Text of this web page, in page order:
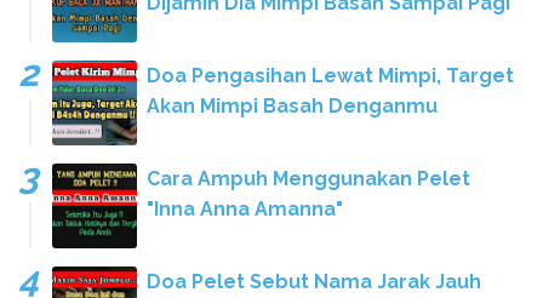
Doa Pengasihan Lewat Mimpi, Target
Akan Mimpi Basah Denganmu
Cara Ampuh Menggunakan Pelet
"Inna Anna Amanna"
Doa Pelet Sebut Nama Jarak Jauh